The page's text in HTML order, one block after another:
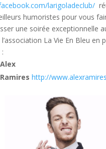
larigoladeclub/
humoristes pour vous
une soirée exceptionnelle
l’association La Vie En Bleu en
Alex
Ramires http://